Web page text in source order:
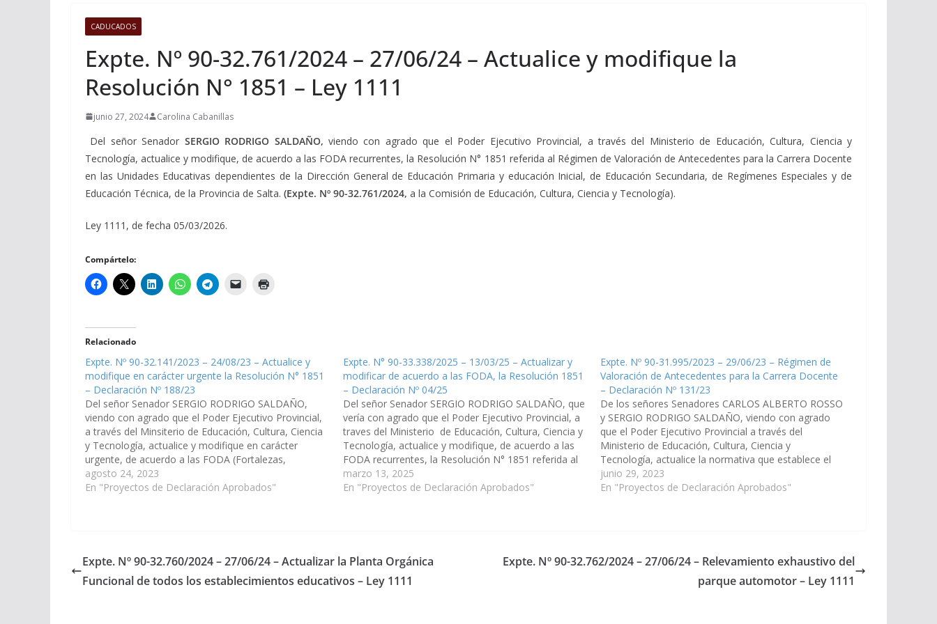
CADUCADOS
Expte. Nº 90-32.761/2024 – 27/06/24 – Actualice y modifique la
Resolución N° 1851 – Ley 1111
junio 27, 2024 Carolina Cabanillas
Del señor Senador SERGIO RODRIGO SALDAÑO, viendo con agrado que el Poder Ejecutivo Provincial, a través del Ministerio de Educación, Cultura, Ciencia y
Tecnología, actualice y modifique, de acuerdo a las FODA recurrentes, la Resolución N° 1851 referida al Régimen de Valoración de Antecedentes para la Carrera Docente
en las Unidades Educativas dependientes de la Dirección General de Educación Primaria y educación Inicial, de Educación Secundaria, de Regímenes Especiales y de
Educación Técnica, de la Provincia de Salta. (Expte. Nº 90-32.761/2024, a la Comisión de Educación, Cultura, Ciencia y Tecnología).
Ley 1111, de fecha 05/03/2026.
Compártelo:
Relacionado
Expte. Nº 90-32.141/2023 – 24/08/23 – Actualice y
modifique en carácter urgente la Resolución N° 1851
– Declaración Nº 188/23
Del señor Senador SERGIO RODRIGO SALDAÑO,
viendo con agrado que el Poder Ejecutivo Provincial,
a través del Minsiterio de Educación, Cultura, Ciencia
y Tecnología, actualice y modifique en carácter
urgente, de acuerdo a las FODA (Fortalezas,
Oportunidades, Debilidades y Amenazas) recurrentes,
la Resolución N° 1851/08, referida al Régimen de
agosto 24, 2023
En "Proyectos de Declaración Aprobados"
Expte. N° 90-33.338/2025 – 13/03/25 – Actualizar y
modificar de acuerdo a las FODA, la Resolución 1851
– Declaración Nº 04/25
Del señor Senador SERGIO RODRIGO SALDAÑO, que
vería con agrado que el Poder Ejecutivo Provincial, a
traves del Ministerio de Educación, Cultura, Ciencia y
Tecnología, actualice y modifique, de acuerdo a las
FODA recurrentes, la Resolución N° 1851 referida al
Régimen de Valoración de Antecedentes para la
Carrera Docente en…
marzo 13, 2025
En "Proyectos de Declaración Aprobados"
Expte. Nº 90-31.995/2023 – 29/06/23 – Régimen de
Valoración de Antecedentes para la Carrera Docente
– Declaración Nº 131/23
De los señores Senadores CARLOS ALBERTO ROSSO
y SERGIO RODRIGO SALDAÑO, viendo con agrado
que el Poder Ejecutivo Provincial a través del
Ministerio de Educación, Cultura, Ciencia y
Tecnología, actualice la normativa que establece el
Régimen de Valoración de Antecedentes para la
Carrera Docente (Res. 1851/08) a los efectos de que
junio 29, 2023
En "Proyectos de Declaración Aprobados"
Expte. Nº 90-32.760/2024 – 27/06/24 – Actualizar la Planta Orgánica
Funcional de todos los establecimientos educativos – Ley 1111
Expte. Nº 90-32.762/2024 – 27/06/24 – Relevamiento exhaustivo del
parque automotor – Ley 1111